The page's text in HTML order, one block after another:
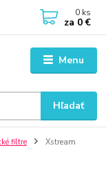
Menu
Hľadať
0 ks
za 0 €
filtre
Xstream